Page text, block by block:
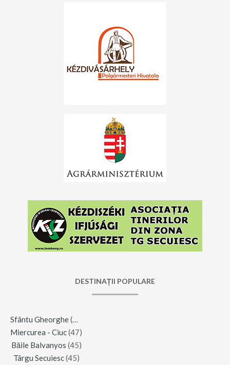
DESTINAȚII POPULARE
Sfântu Gheorghe(123)
Miercurea - Ciuc(47)
Băile Balvanyos (45)
Târgu Secuiesc(45)